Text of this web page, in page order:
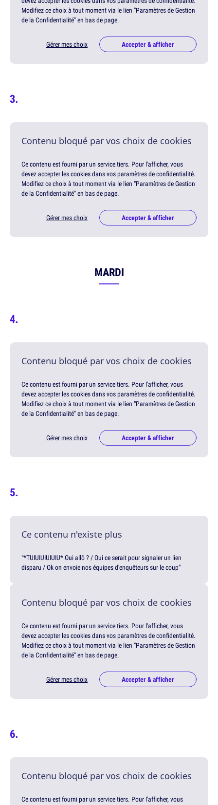
Modifiez ce choix à tout moment via le lien "Paramètres de Gestion
de la Confidentialité" en bas de page.
Gérer mes choix Accepter & afficher
Contenu bloqué par vos choix de cookies
Ce contenu est fourni par un service tiers. Pour l'afficher, vous
devez accepter les cookies dans vos paramètres de confidentialité.
Modifiez ce choix à tout moment via le lien "Paramètres de Gestion
de la Confidentialité" en bas de page.
Gérer mes choix Accepter & afficher
MARDI
Contenu bloqué par vos choix de cookies
Ce contenu est fourni par un service tiers. Pour l'afficher, vous
devez accepter les cookies dans vos paramètres de confidentialité.
Modifiez ce choix à tout moment via le lien "Paramètres de Gestion
de la Confidentialité" en bas de page.
Gérer mes choix Accepter & afficher
Ce contenu n'existe plus
"*TUIUIUIUIUIU* Oui allô ? / Oui ce serait pour signaler un lien
disparu / Ok on envoie nos équipes d'enquêteurs sur le coup"
Contenu bloqué par vos choix de cookies
Ce contenu est fourni par un service tiers. Pour l'afficher, vous
devez accepter les cookies dans vos paramètres de confidentialité.
Modifiez ce choix à tout moment via le lien "Paramètres de Gestion
de la Confidentialité" en bas de page.
Gérer mes choix Accepter & afficher
Contenu bloqué par vos choix de cookies
Ce contenu est fourni par un service tiers. Pour l'afficher, vous